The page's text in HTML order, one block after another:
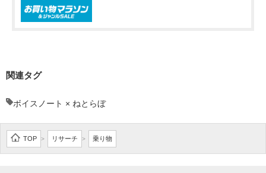
関連タグ
ボイスノート × ねとらぼ
TOP > リサーチ > 乗り物